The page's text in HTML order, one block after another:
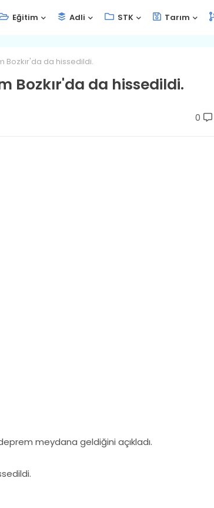
Eğitim Adli STK Tarım
Bozkır'da da hissedildi.
Bozkır'da da hissedildi.
0
meydana geldiğini açıkladı.